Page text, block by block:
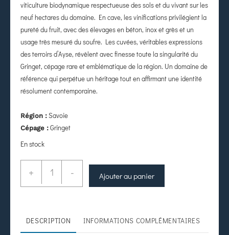
viticulture biodynamique respectueuse des sols et du vivant sur les
neuf hectares du domaine. En cave, les vinifications privilégient la
pureté du fruit, avec des élevages en béton, inox et grès et un
usage très mesuré du soufre. Les cuvées, véritables expressions
des terroirs d’Ayse, révèlent avec finesse toute la singularité du
Gringet, cépage rare et emblématique de la région. Un domaine de
référence qui perpétue un héritage tout en affirmant une identité
résolument contemporaine.
Région : Savoie
Cépage : Gringet
En stock
+ - Ajouter au panier
DESCRIPTION INFORMATIONS COMPLÉMENTAIRES